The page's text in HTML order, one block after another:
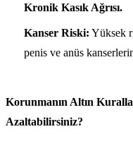
Kronik Kasık Ağrısı.
Kanser Riski: Yüksek
penis ve anüs
Korunmanın Altın
Azaltabilirsiniz?